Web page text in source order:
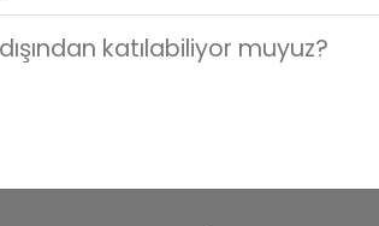
katılabiliyor muyuz?